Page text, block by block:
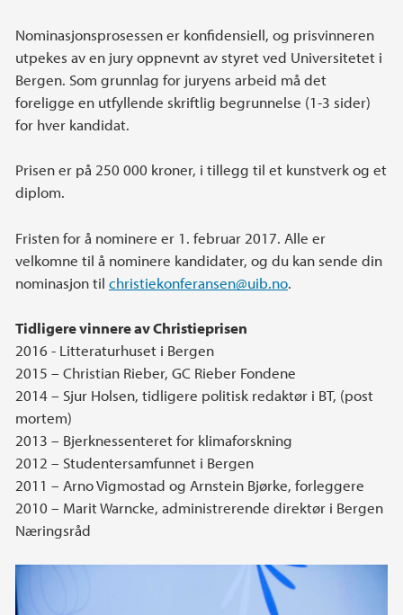
Nominasjonsprosessen er konfidensiell, og prisvinneren
utpekes av en jury oppnevnt av styret ved Universitetet i
Bergen. Som grunnlag for juryens arbeid må det
foreligge en utfyllende skriftlig begrunnelse (1-3 sider)
for hver kandidat.
Prisen er på 250 000 kroner, i tillegg til et kunstverk og et
diplom.
Fristen for å nominere er 1. februar 2017. Alle er
velkomne til å nominere kandidater, og du kan sende din
nominasjon til christiekonferansen@uib.no.
Tidligere vinnere av Christieprisen
2016 - Litteraturhuset i Bergen
2015 – Christian Rieber, GC Rieber Fondene
2014 – Sjur Holsen, tidligere politisk redaktør i BT, (post
mortem)
2013 – Bjerknessenteret for klimaforskning
2012 – Studentersamfunnet i Bergen
2011 – Arno Vigmostad og Arnstein Bjørke, forleggere
2010 – Marit Warncke, administrerende direktør i Bergen
Næringsråd